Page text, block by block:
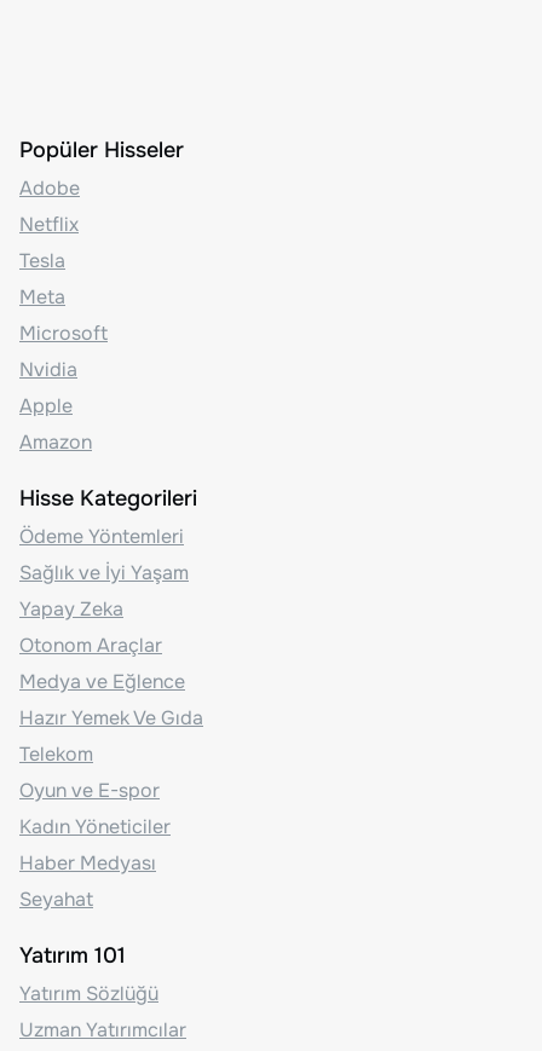
Popüler Hisseler
Adobe
Netflix
Tesla
Meta
Microsoft
Nvidia
Apple
Amazon
Hisse Kategorileri
Ödeme Yöntemleri
Sağlık ve İyi Yaşam
Yapay Zeka
Otonom Araçlar
Medya ve Eğlence
Hazır Yemek Ve Gıda
Telekom
Oyun ve E-spor
Kadın Yöneticiler
Haber Medyası
Seyahat
Yatırım 101
Yatırım Sözlüğü
Uzman Yatırımcılar